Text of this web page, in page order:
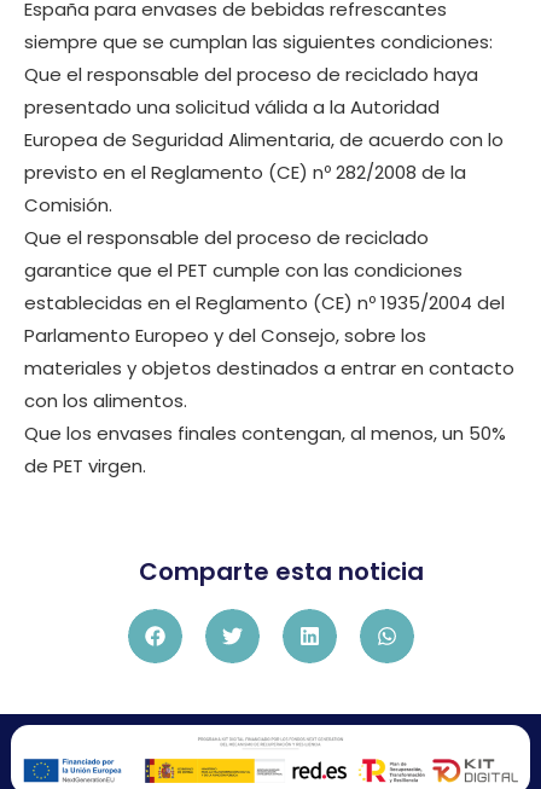
España para envases de bebidas refrescantes
siempre que se cumplan las siguientes condiciones:
Que el responsable del proceso de reciclado haya
presentado una solicitud válida a la Autoridad
Europea de Seguridad Alimentaria, de acuerdo con lo
previsto en el Reglamento (CE) nº 282/2008 de la
Comisión.
Que el responsable del proceso de reciclado
garantice que el PET cumple con las condiciones
establecidas en el Reglamento (CE) nº 1935/2004 del
Parlamento Europeo y del Consejo, sobre los
materiales y objetos destinados a entrar en contacto
con los alimentos.
Que los envases finales contengan, al menos, un 50%
de PET virgen.
Comparte esta noticia